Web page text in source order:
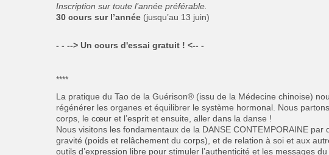
Inscription sur toute l’année préférable.
30 cours sur l’année (jusqu’au 13 juin)
- - --> Un cours d'essai gratuit ! <-- -
****
La pratique du Tao de la Guérison® (issu de la Médecine chinoise)
régénérer les organes et équilibrer le système hormonal. Nous
corps, le cœur et l’esprit et ensuite, aller dans la danse !
Nous visitons les fondamentaux de la DANSE CONTEMPORAINE par
gravité (poids et relâchement du corps), et de relation à soi et aux
outils d’expression libre pour stimuler l’authenticité et les messages du